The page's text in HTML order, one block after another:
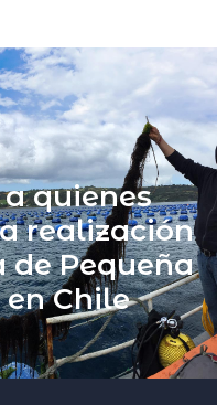
quienes
realización
Pequeña
en Chile